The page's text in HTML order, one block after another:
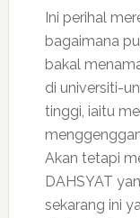
Ini perihal
bagaimana
bakal
di universiti-
tinggi, iaitu
Akan tetapi
DAHSYAT
sekarang ini